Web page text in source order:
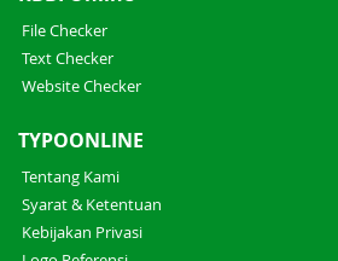
File Checker
Text Checker
Website Checker
TYPOONLINE
Tentang Kami
Syarat & Ketentuan
Kebijakan Privasi